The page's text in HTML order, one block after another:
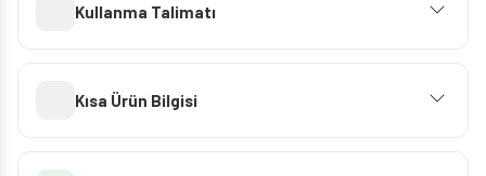
Kullanma Talimatı
Kısa Ürün Bilgisi